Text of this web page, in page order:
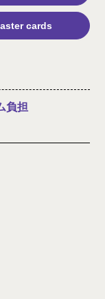
cards
負担